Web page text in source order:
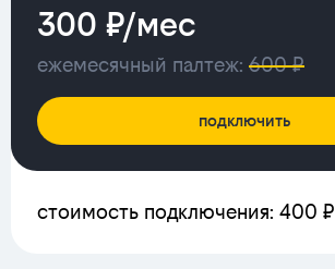
300 ₽/мес
ежемесячный палтеж: 600 ₽
подключить
стоимость подключения: 400 ₽